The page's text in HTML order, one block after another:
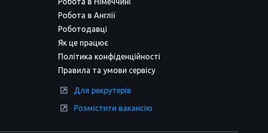
Робота в Англії
Роботодавці
Як це працює
Політика конфіденційності
Правила та умови сервісу
Для рекрутерів
Розмістити вакансію